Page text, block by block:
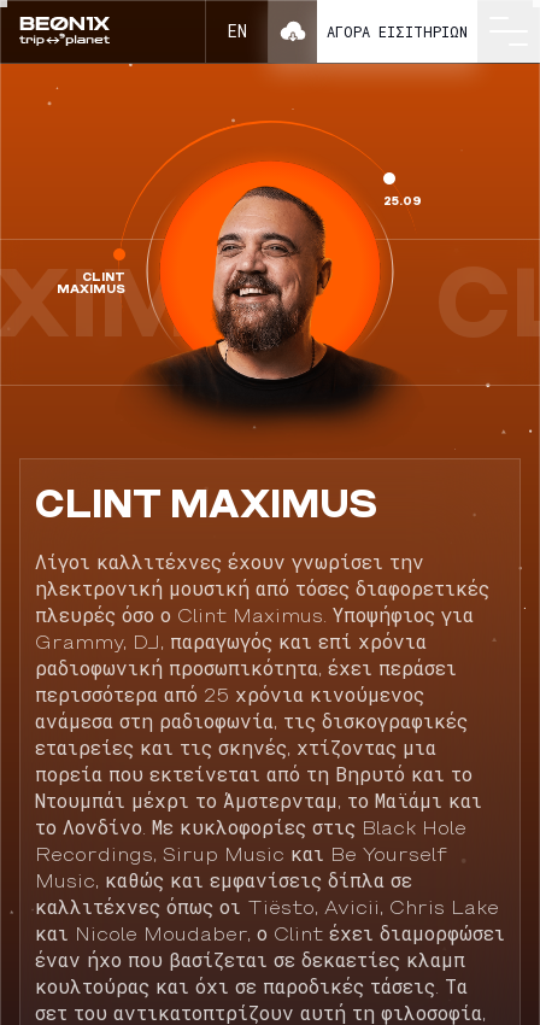
CLINT MAXIMUS ως μέρος του BEONIX 2026
EN ΑΓΟΡΆ ΕΙΣΙΤΗΡΊΩΝ
CLINT
MAXIMUS
25.09
CLINT MAXIMUS
Λίγοι καλλιτέχνες έχουν γνωρίσει την
ηλεκτρονική μουσική από τόσες διαφορετικές
πλευρές όσο ο Clint Maximus. Υποψήφιος για
Grammy, DJ, παραγωγός και επί χρόνια
ραδιοφωνική προσωπικότητα, έχει περάσει
περισσότερα από 25 χρόνια κινούμενος
ανάμεσα στη ραδιοφωνία, τις δισκογραφικές
εταιρείες και τις σκηνές, χτίζοντας μια
πορεία που εκτείνεται από τη Βηρυτό και το
Ντουμπάι μέχρι το Άμστερνταμ, το Μαϊάμι και
το Λονδίνο. Με κυκλοφορίες στις Black Hole
Recordings, Sirup Music και Be Yourself
Music, καθώς και εμφανίσεις δίπλα σε
καλλιτέχνες όπως οι Tiësto, Avicii, Chris Lake
και Nicole Moudaber, ο Clint έχει διαμορφώσει
έναν ήχο που βασίζεται σε δεκαετίες κλαμπ
κουλτούρας και όχι σε παροδικές τάσεις. Τα
σετ του αντικατοπτρίζουν αυτή τη φιλοσοφία,